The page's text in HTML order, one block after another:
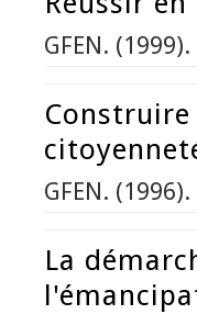
GFEN.
GFEN.
La